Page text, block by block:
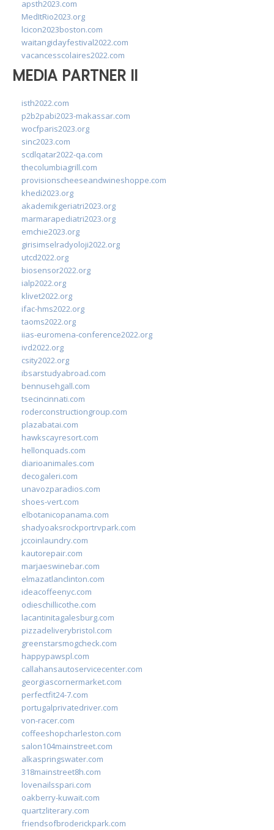
apsth2023.com
MedItRio2023.org
lcicon2023boston.com
waitangidayfestival2022.com
vacancesscolaires2022.com
MEDIA PARTNER II
isth2022.com
p2b2pabi2023-makassar.com
wocfparis2023.org
sinc2023.com
scdlqatar2022-qa.com
thecolumbiagrill.com
provisionscheeseandwineshoppe.com
khedi2023.org
akademikgeriatri2023.org
marmarapediatri2023.org
emchie2023.org
girisimselradyoloji2022.org
utcd2022.org
biosensor2022.org
ialp2022.org
klivet2022.org
ifac-hms2022.org
taoms2022.org
iias-euromena-conference2022.org
ivd2022.org
csity2022.org
ibsarstudyabroad.com
bennusehgall.com
tsecincinnati.com
roderconstructiongroup.com
plazabatai.com
hawkscayresort.com
hellonquads.com
diarioanimales.com
decogaleri.com
unavozparadios.com
shoes-vert.com
elbotanicopanama.com
shadyoaksrockportrvpark.com
jccoinlaundry.com
kautorepair.com
marjaeswinebar.com
elmazatlanclinton.com
ideacoffeenyc.com
odieschillicothe.com
lacantinitagalesburg.com
pizzadeliverybristol.com
greenstarsmogcheck.com
happypawspl.com
callahansautoservicecenter.com
georgiascornermarket.com
perfectfit24-7.com
portugalprivatedriver.com
von-racer.com
coffeeshopcharleston.com
salon104mainstreet.com
alkaspringswater.com
318mainstreet8h.com
lovenailsspari.com
oakberry-kuwait.com
quartzliterary.com
friendsofbroderickpark.com